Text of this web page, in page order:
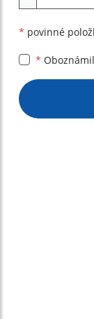
* povinné
*
Google